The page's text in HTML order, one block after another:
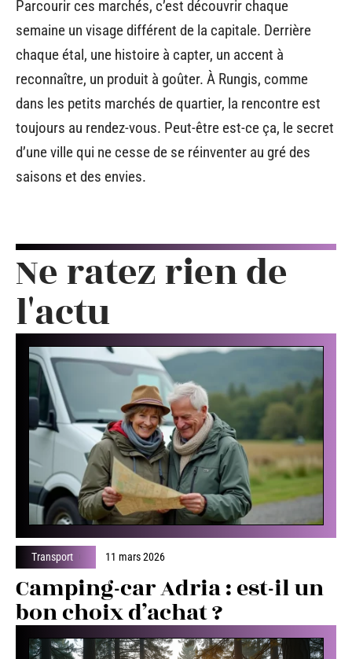
Parcourir ces marchés, c’est découvrir chaque
semaine un visage différent de la capitale. Derrière
chaque étal, une histoire à capter, un accent à
reconnaître, un produit à goûter. À Rungis, comme
dans les petits marchés de quartier, la rencontre est
toujours au rendez-vous. Peut-être est-ce ça, le secret
d’une ville qui ne cesse de se réinventer au gré des
saisons et des envies.
Ne ratez rien de
l'actu
Transport 11 mars 2026
Camping-car Adria : est-il un
bon choix d’achat ?